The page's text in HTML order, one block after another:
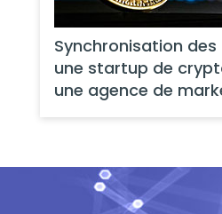
Synchronisation
une startup de
une agence de